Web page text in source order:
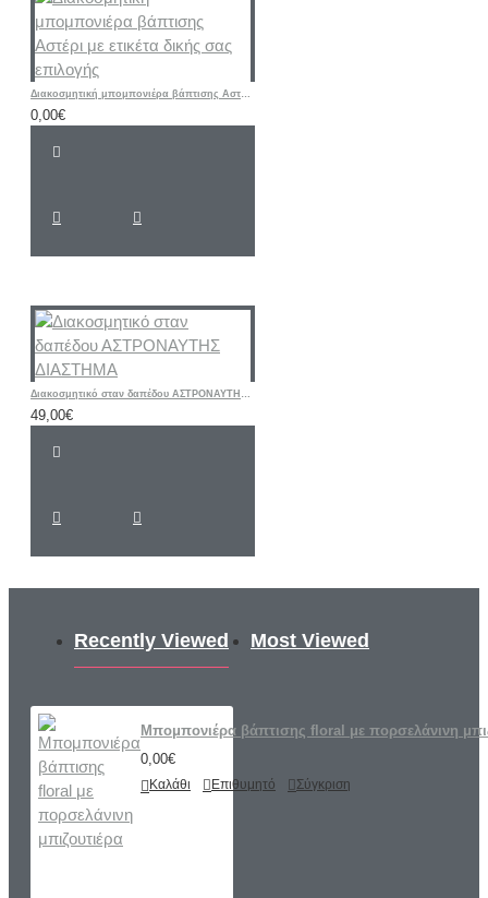
Διακοσμητική μπομπονιέρα βάπτισης Αστέρι με ετικέτα δικής σας επιλογής
0,00€
Διακοσμητικό σταν δαπέδου ΑΣΤΡΟΝΑΥΤΗΣ ΔΙΑΣΤΗΜΑ
49,00€
Recently Viewed Most Viewed
Μπομπονιέρα βάπτισης floral με πορσελάνινη
0,00€
Καλάθι Επιθυμητό Σύγκριση